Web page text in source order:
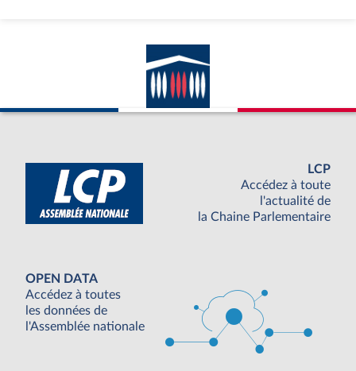
LCP
Accédez à toute
l'actualité de
la Chaine Parlementaire
OPEN DATA
Accédez à toutes
les données de
l'Assemblée nationale